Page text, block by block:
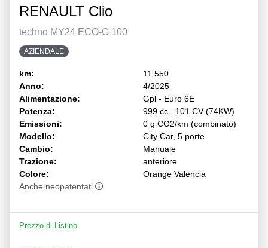
RENAULT Clio
techno MY24 ECO-G 100
AZIENDALE
km:
11.550
Anno:
4/2025
Alimentazione:
Gpl - Euro 6E
Potenza:
999 cc , 101 CV (74KW)
Emissioni:
0 g CO2/km (combinato)
Modello:
City Car, 5 porte
Cambio:
Manuale
Trazione:
anteriore
Colore:
Orange Valencia
Anche neopatentati
Prezzo di Listino